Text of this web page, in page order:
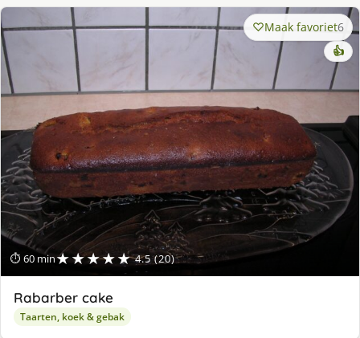
⏱ 60 min★★★★★ 4.5 (20)
Maak favoriet6
👍
Rabarber cake
Taarten, koek & gebak